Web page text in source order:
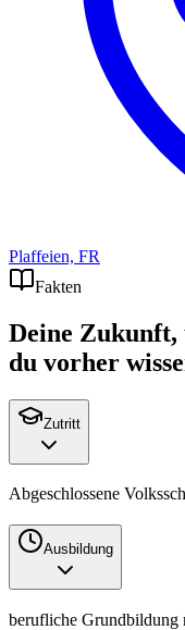
Plaffeien, FR
Fakten
Deine Zukunft,
du vorher
Zutritt
Abgeschlossene
Ausbildung
berufliche Grundbildung